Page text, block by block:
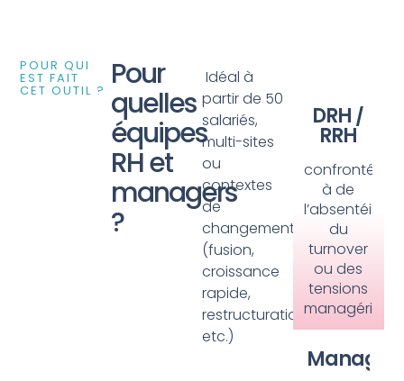
POUR QUI
EST FAIT
CET OUTIL ? Pour
quelles
équipes
RH et
managers
?
Idéal à
partir de 50
salariés,
multi-sites
ou
contextes
de
changement
(fusion,
croissance
rapide,
restructuration,
etc.)
DRH /
RRH
confrontés
à de
l’absentéisme,
du
turnover
ou des
tensions